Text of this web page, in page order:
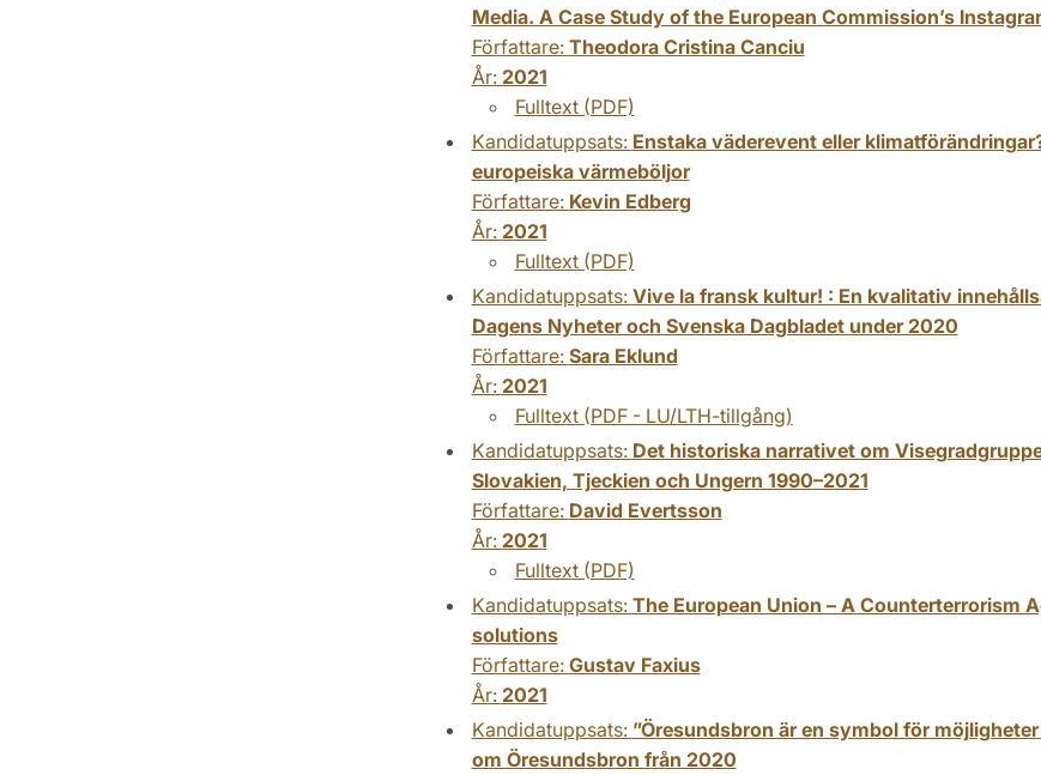
Media. A Case Study of the European Commission’s
Författare: Theodora Cristina Canciu
År: 2021
Fulltext (PDF)
Kandidatuppsats: Enstaka väderevent eller
europeiska värmeböljor
Författare: Kevin Edberg
År: 2021
Fulltext (PDF)
Kandidatuppsats: Vive la fransk kultur! : En kvalitativ
Dagens Nyheter och Svenska Dagbladet under 2020
Författare: Sara Eklund
År: 2021
Fulltext (PDF - LU/LTH-tillgång)
Kandidatuppsats: Det historiska narrativet om
Slovakien, Tjeckien och Ungern 1990–2021
Författare: David Evertsson
År: 2021
Fulltext (PDF)
Kandidatuppsats: The European Union – A Counterterrorism
solutions
Författare: Gustav Faxius
År: 2021
Kandidatuppsats: ”Öresundsbron är en symbol för
om Öresundsbron från 2020